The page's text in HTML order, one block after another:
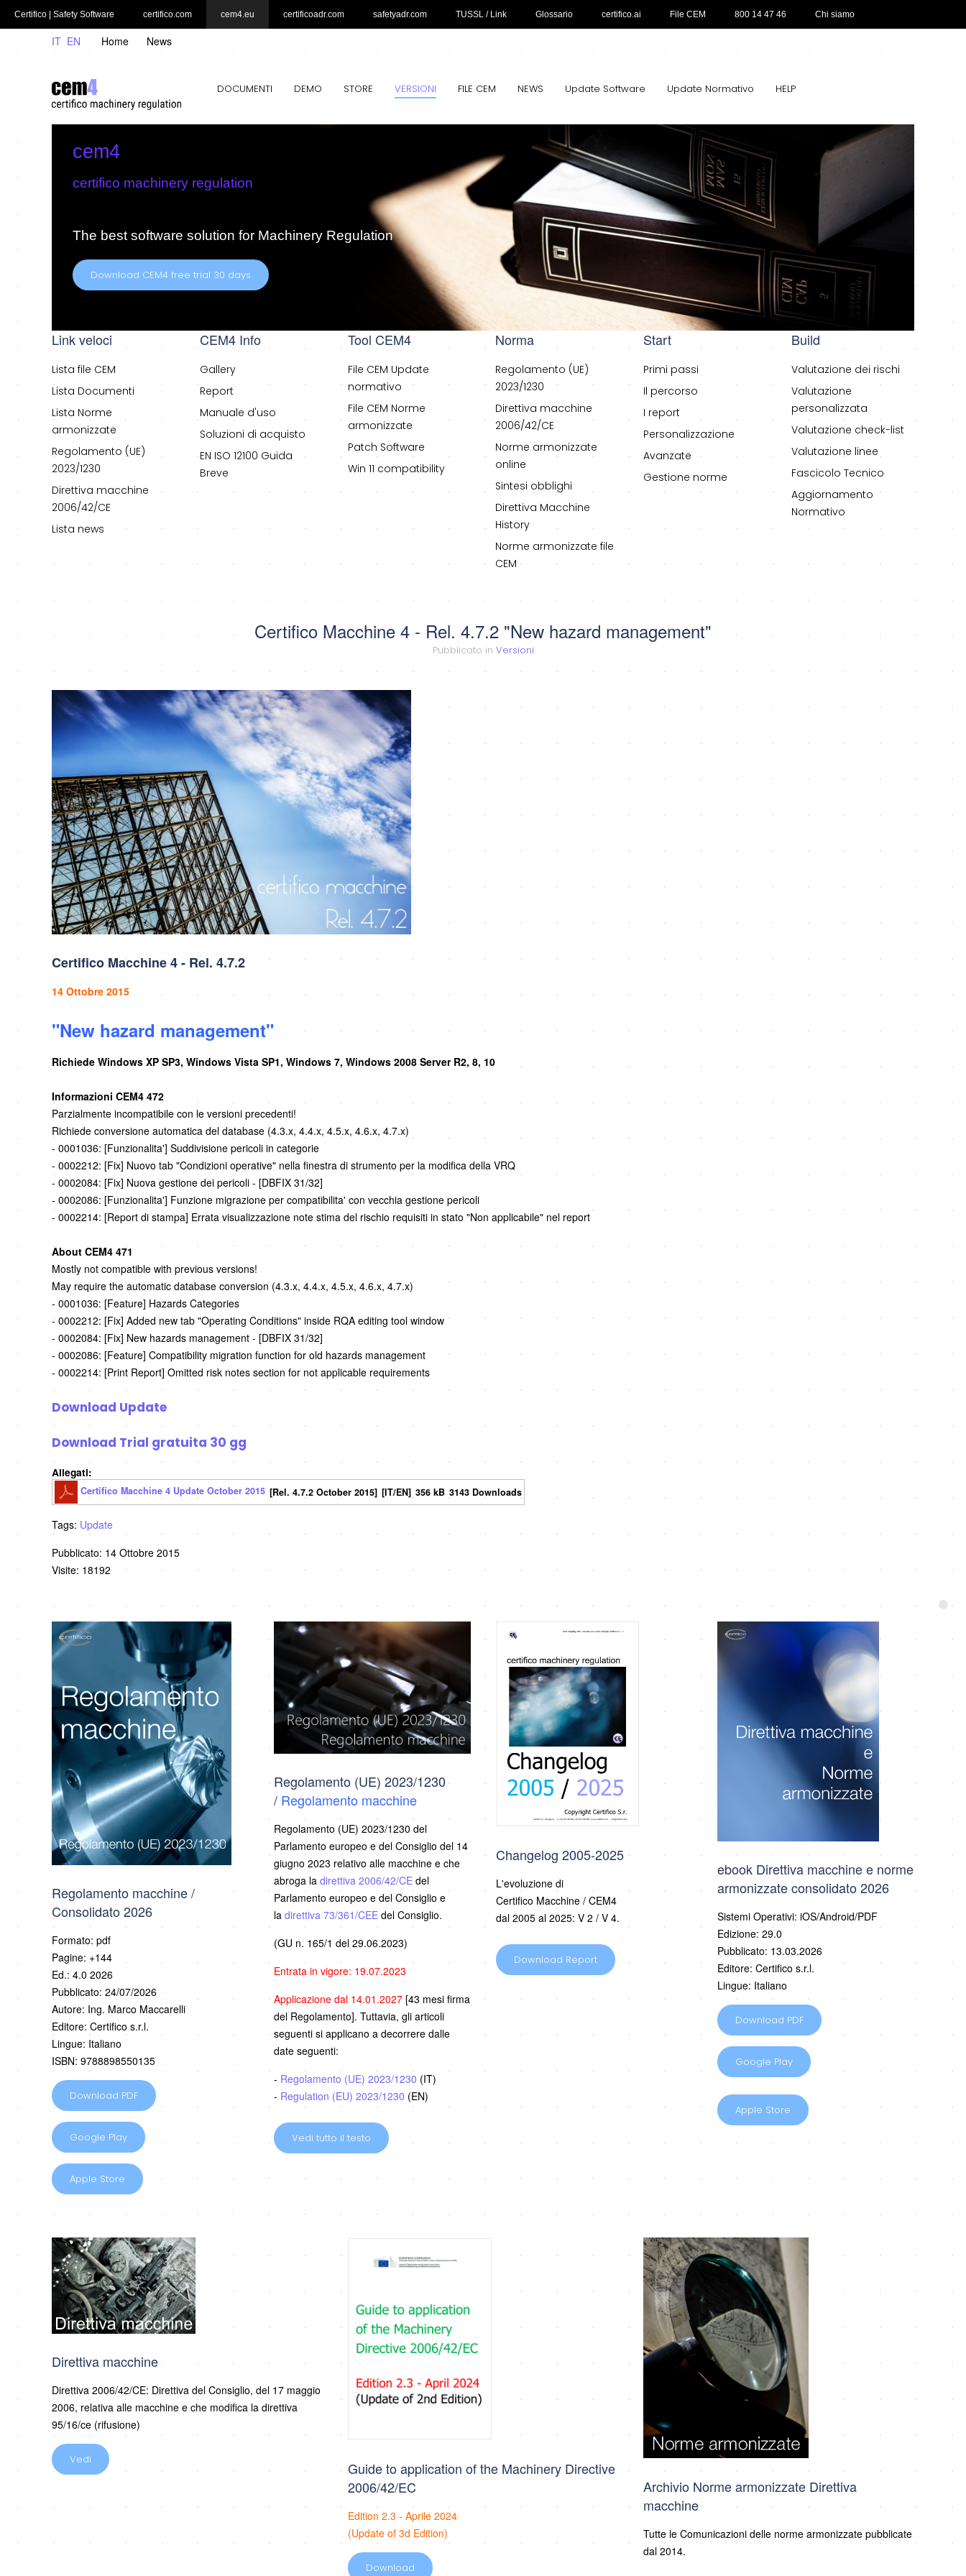
Certifico | Safety Software certifico.com cem4.eu certificoadr.com safetyadr.com TUSSL / Link Glossario certifico.ai File CEM 800 14 47 46 Chi siamo
IT EN Home News
DOCUMENTI DEMO STORE VERSIONI FILE CEM NEWS Update Software Update Normativo HELP
cem4
certifico machinery regulation
The best software solution for Machinery Regulation
Download CEM4 free trial 30 days
Link veloci
Lista file CEM
Lista Documenti
Lista Norme
armonizzate
Regolamento (UE)
2023/1230
Direttiva macchine
2006/42/CE
Lista news
CEM4 Info
Gallery
Report
Manuale d'uso
Soluzioni di acquisto
EN ISO 12100 Guida
Breve
Tool CEM4
File CEM Update
normativo
File CEM Norme
armonizzate
Patch Software
Win 11 compatibility
Norma
Regolamento (UE)
2023/1230
Direttiva macchine
2006/42/CE
Norme armonizzate
online
Sintesi obblighi
Direttiva Macchine
History
Norme armonizzate file
CEM
Start
Primi passi
Il percorso
I report
Personalizzazione
Avanzate
Gestione norme
Build
Valutazione dei rischi
Valutazione
personalizzata
Valutazione check-list
Valutazione linee
Fascicolo Tecnico
Aggiornamento
Normativo
Certifico Macchine 4 - Rel. 4.7.2 "New hazard management"
Pubblicato in Versioni
Certifico Macchine 4 - Rel. 4.7.2
14 Ottobre 2015
"New hazard management"
Richiede Windows XP SP3, Windows Vista SP1, Windows 7, Windows 2008 Server R2, 8, 10
Informazioni CEM4 472
Parzialmente incompatibile con le versioni precedenti!
Richiede conversione automatica del database (4.3.x, 4.4.x, 4.5.x, 4.6.x, 4.7.x)
- 0001036: [Funzionalita'] Suddivisione pericoli in categorie
- 0002212: [Fix] Nuovo tab "Condizioni operative" nella finestra di strumento per la modifica della VRQ
- 0002084: [Fix] Nuova gestione dei pericoli - [DBFIX 31/32]
- 0002086: [Funzionalita'] Funzione migrazione per compatibilita' con vecchia gestione pericoli
- 0002214: [Report di stampa] Errata visualizzazione note stima del rischio requisiti in stato "Non applicabile" nel report
About CEM4 471
Mostly not compatible with previous versions!
May require the automatic database conversion (4.3.x, 4.4.x, 4.5.x, 4.6.x, 4.7.x)
- 0001036: [Feature] Hazards Categories
- 0002212: [Fix] Added new tab "Operating Conditions" inside RQA editing tool window
- 0002084: [Fix] New hazards management - [DBFIX 31/32]
- 0002086: [Feature] Compatibility migration function for old hazards management
- 0002214: [Print Report] Omitted risk notes section for not applicable requirements
Download Update
Download Trial gratuita 30 gg
Allegati:
Certifico Macchine 4 Update October 2015 [Rel. 4.7.2 October 2015] [IT/EN] 356 kB 3143 Downloads
Tags: Update
Pubblicato: 14 Ottobre 2015
Visite: 18192
Regolamento macchine /
Consolidato 2026
Formato: pdf
Pagine: +144
Ed.: 4.0 2026
Pubblicato: 24/07/2026
Autore: Ing. Marco Maccarelli
Editore: Certifico s.r.l.
Lingue: Italiano
ISBN: 9788898550135
Download PDF
Google Play
Apple Store
Regolamento (UE) 2023/1230
/ Regolamento macchine
Regolamento (UE) 2023/1230 del
Parlamento europeo e del Consiglio del 14
giugno 2023 relativo alle macchine e che
abroga la direttiva 2006/42/CEdel
Parlamento europeo e del Consiglio e
la direttiva 73/361/CEEdel Consiglio.
(GU n. 165/1 del 29.06.2023)
Entrata in vigore: 19.07.2023
Applicazione dal 14.01.2027 [43 mesi firma
del Regolamento]. Tuttavia, gli articoli
seguenti si applicano a decorrere dalle
date seguenti:
- Regolamento (UE) 2023/1230 (IT)
- Regulation (EU) 2023/1230 (EN)
Vedi tutto il testo
Changelog 2005-2025
L'evoluzione di
Certifico Macchine / CEM4
dal 2005 al 2025: V 2 / V 4.
Download Report
ebook Direttiva macchine e norme
armonizzate consolidato 2026
Sistemi Operativi: iOS/Android/PDF
Edizione: 29.0
Pubblicato: 13.03.2026
Editore: Certifico s.r.l.
Lingue: Italiano
Download PDF
Google Play
Apple Store
Direttiva macchine
Direttiva 2006/42/CE: Direttiva del Consiglio, del 17 maggio
2006, relativa alle macchine e che modifica la direttiva
95/16/ce (rifusione)
Vedi
Guide to application of the Machinery Directive
2006/42/EC
Edition 2.3 - Aprile 2024
(Update of 3d Edition)
Download
Archivio Norme armonizzate Direttiva
macchine
Tutte le Comunicazioni delle norme armonizzate pubblicate
dal 2014.